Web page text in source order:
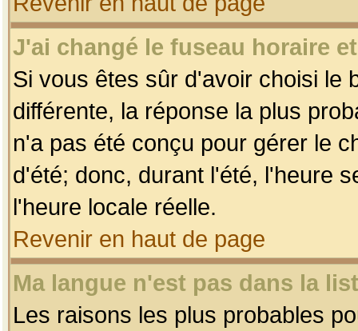
J'ai changé le fuseau horaire
Si vous êtes sûr d'avoir choisi le
différente, la réponse la plus
n'a pas été conçu pour gérer le
d'été; donc, durant l'été, l'heure
l'heure locale réelle.
Revenir en haut de page
Ma langue n'est pas dans la
Les raisons les plus probables